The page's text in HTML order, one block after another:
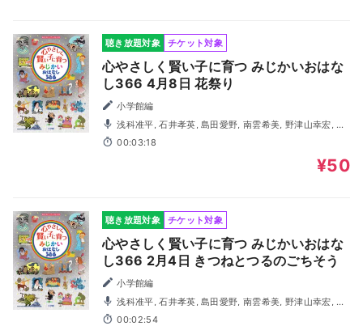
聴き放題対象 チケット対象
心やさしく賢い子に育つ みじかいおはな
し366 4月8日 花祭り
小学館編
浅科准平, 石井孝英, 島田愛野, 南雲希美, 野津山幸宏, 八
木田幸恵, 山谷祥生, 神森徹也（歌・演奏）
00:03:18
¥50
聴き放題対象 チケット対象
心やさしく賢い子に育つ みじかいおはな
し366 2月4日 きつねとつるのごちそう
小学館編
浅科准平, 石井孝英, 島田愛野, 南雲希美, 野津山幸宏, 八
木田幸恵, 山谷祥生, 神森徹也（歌・演奏）
00:02:54